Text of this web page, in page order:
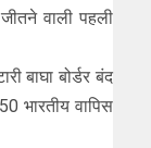
वाली पहली
बाघा बोर्डर बंद
भारतीय वापिस